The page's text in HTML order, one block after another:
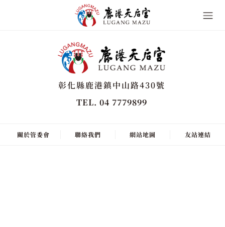
彰化縣鹿港鎮中山路430號
TEL. 04 7779899
關於管委會 聯絡我們 網站地圖 友站連結